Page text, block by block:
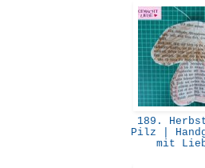
189.
Pilz |
mit